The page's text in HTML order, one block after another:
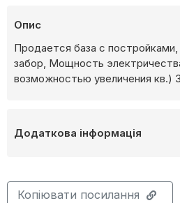
Опис
Продается база с
забор, Мощность
возможностью увеличения кв.)
Додаткова інформація
Копіювати посилання